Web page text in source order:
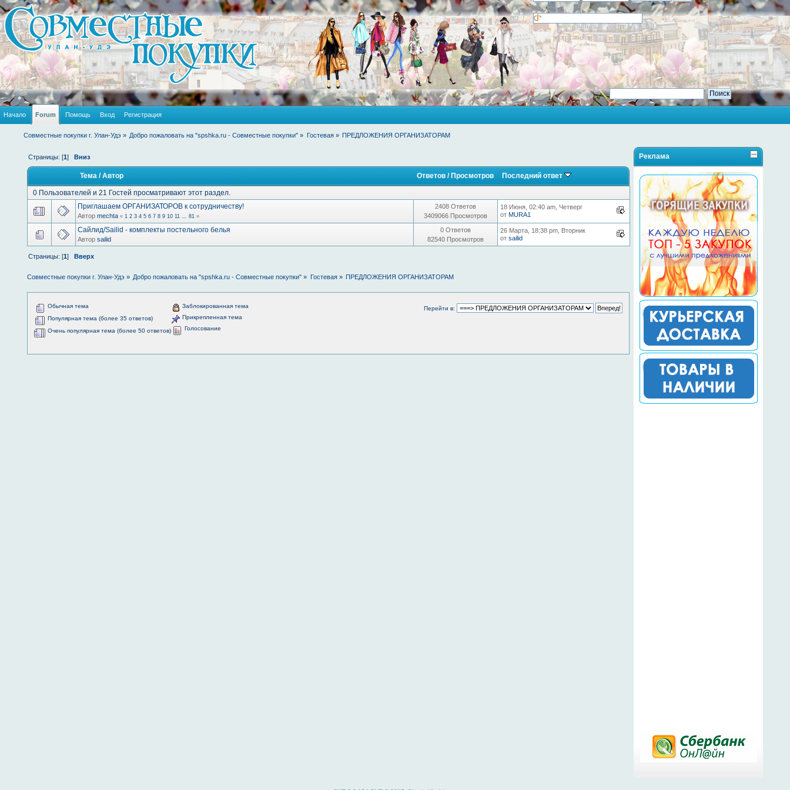
Начало Forum Помощь Вход Регистрация
Совместные покупки г. Улан-Удэ » Добро пожаловать на "spshka.ru - Совместные покупки" » Гостевая» ПРЕДЛОЖЕНИЯ ОРГАНИЗАТОРАМ
Страницы: [1]Вниз
Тема /Автор Ответов /Просмотров Последний ответ
0 Пользователей и 21 Гостей просматривают этот раздел.
Приглашаем ОРГАНИЗАТОРОВ к сотрудничеству!
Автор mechta « 1 2 3 4 5 6 7 8 9 10 11 81 »
2408 Ответов
3409066 Просмотров
18 Июня, 02:40 am, Четверг
от MURA1
Сайлид/Sailid - комплекты постельного белья
Автор sailid
0 Ответов
82540 Просмотров
26 Марта, 18:38 pm, Вторник
от sailid
Страницы: [1]Вверх
Совместные покупки г. Улан-Удэ » Добро пожаловать на "spshka.ru - Совместные покупки" » Гостевая» ПРЕДЛОЖЕНИЯ ОРГАНИЗАТОРАМ
Перейти в:
Обычная тема
Популярная тема (более 35 ответов)
Очень популярная тема (более 50 ответов)
Заблокированная тема
Прикрепленная тема
Голосование
Реклама